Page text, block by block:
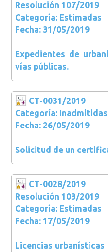
Resolución 107/2019
Categoría: Estimadas
Fecha: 31/05/2019
Expedientes de
vías públicas.
CT-0031/2019
Categoría:
Fecha: 26/05/2019
Solicitud de un
CT-0028/2019
Resolución 103/2019
Categoría: Estimadas
Fecha: 17/05/2019
Licencias